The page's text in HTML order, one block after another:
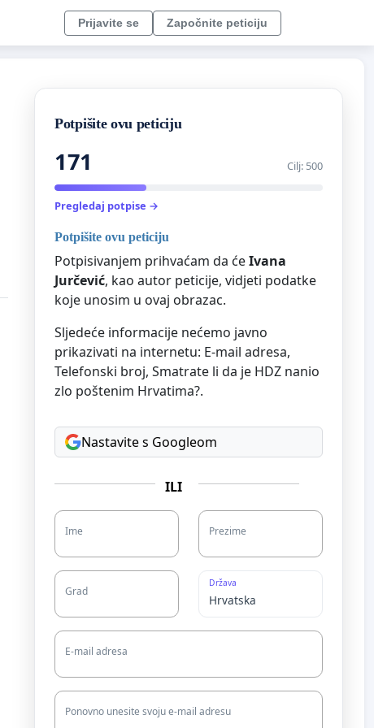
Prijavite se Započnite peticiju
Potpišite ovu peticiju
171 Cilj: 500
Pregledaj potpise →
Potpišite ovu peticiju
Potpisivanjem prihvaćam da ćeIvana
Jurčević, kao autor peticije, vidjeti podatke
koje unosim u ovaj obrazac.
Sljedeće informacije nećemo javno
prikazivati na internetu: E-mail adresa,
Telefonski broj, Smatrate li da je HDZ nanio
zlo poštenim Hrvatima?.
Nastavite s Googleom
ILI
Ime Prezime
Grad
Država
E-mail adresa
Ponovno unesite svoju e-mail adresu